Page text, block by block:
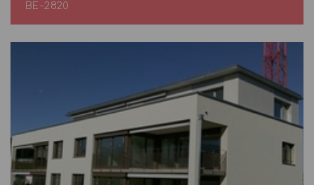
BE-2820